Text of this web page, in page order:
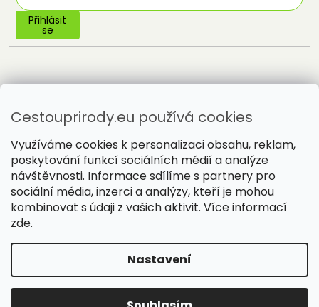
Cestouprirody.eu používá cookies
Využíváme cookies k personalizaci obsahu, reklam,
poskytování funkcí sociálních médií a analýze
návštěvnosti. Informace sdílíme s partnery pro
sociální média, inzerci a analýzy, kteří je mohou
kombinovat s údaji z vašich aktivit. Více informací
zde.
Nastavení
Přihlásit
se
Vytvořil Shoptet
Copyright 2026